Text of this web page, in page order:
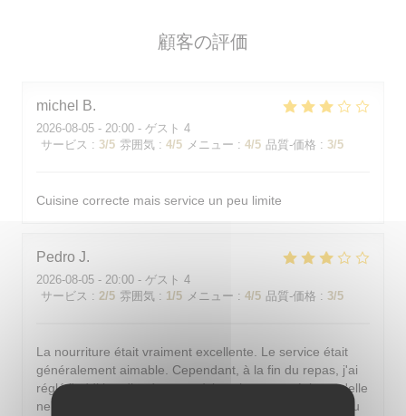
顧客の評価
michel B
2026-08-05 - 20:00 - ゲスト 4
サービス : 3/5 雰囲気 : 4/5 メニュー : 4/5 品質-価格 : 3/5
Cuisine correcte mais service un peu limite
Pedro J
2026-08-05 - 20:00 - ゲスト 4
サービス : 2/5 雰囲気 : 1/5 メニュー : 4/5 品質-価格 : 3/5
La nourriture était vraiment excellente. Le service était
généralement aimable. Cependant, à la fin du repas, j'ai
réglé l'addition discrètement à la caisse pour éviter qu'elle
ne soit présentée à table. Or, en partant, un serveur peu